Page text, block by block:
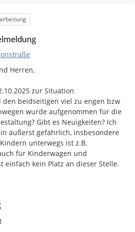
Herren,
zur Situation
beidseitigen viel zu engen bzw
wurde aufgenommen für die
Gibt es Neuigkeiten? Ich
äußerst gefährlich, insbesondere
unterwegs ist z.B.
für Kinderwagen und
einfach kein Platz an dieser Stelle.